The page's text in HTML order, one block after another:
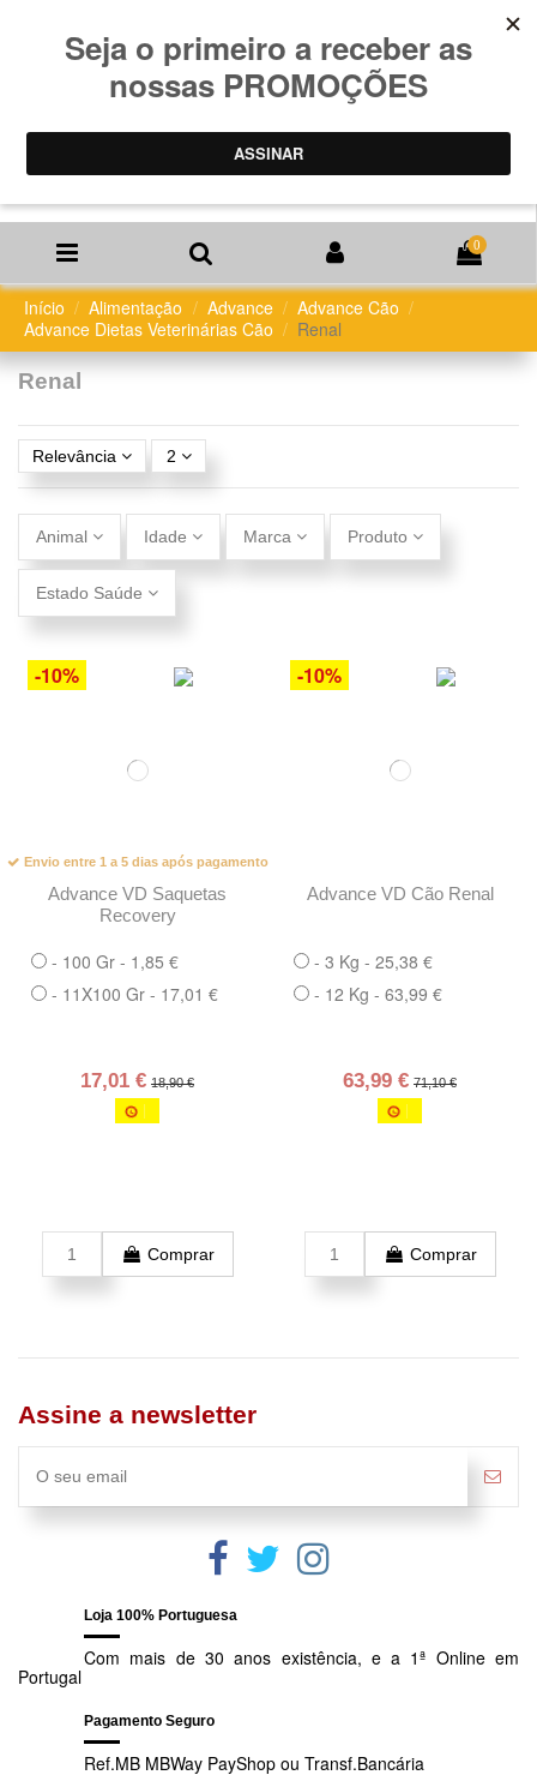
0
Início Alimentação Advance
Advance Cão
Advance Dietas Veterinárias Cão
Renal
Renal
Relevância 2
Animal Idade Marca Produto
Estado Saúde
-10%
Envio entre 1 a 5 dias após pagamento
Advance VD Saquetas
Recovery
- 100 Gr - 1,85 €
- 11X100 Gr - 17,01 €
17,01 € 18,90 €
Comprar
-10%
Advance VD Cão Renal
- 3 Kg - 25,38 €
- 12 Kg - 63,99 €
63,99 € 71,10 €
Comprar
Assine a newsletter
Loja 100% Portuguesa
Com mais de 30 anos existência, e a 1ª Online em
Portugal
Pagamento Seguro
Ref.MB MBWay PayShop ou Transf.Bancária